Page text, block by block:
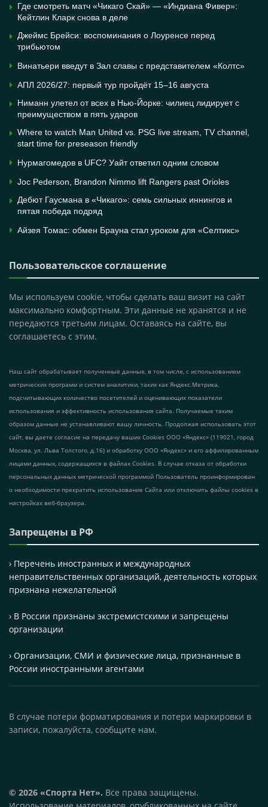
Где смотреть матч «Чикаго Скай» — «Индиана Фивер»:
Кейтлин Кларк снова в деле
Джеймс Брейси: воспоминания о Лоуренсе перед
трибьютом
Винатьери введут в Зал славы с представителем «Колтс»
АПЛ 2026/27: первый тур пройдёт 15–16 августа
Ниманн улетел от всех в Нью-Йорке: чилиец лидирует с
преимуществом в пять ударов
Where to watch Man United vs. PSG live stream, TV channel,
start time for preseason friendly
Нурмагомедов в UFC? Уайт ответил одним словом
Joc Pederson, Brandon Nimmo lift Rangers past Orioles
Дебют Гаусмана в «Чикаго»: семь сильных иннингов и
пятая победа подряд
Айзея Томас: обмен Брауна стал уроком для «Селтикс»
Пользовательское соглашение
Мы используем cookie, чтобы сделать ваш визит на сайт
максимально комфортным. Эти данные не хранятся и не
передаются третьим лицам. Оставаясь на сайте, вы
соглашаетесь с этим.
Наш сайт обрабатывает полученные данные, в том числе, с использованием
метрических программ и систем аналитики, таких как Яндекс.Метрика,
подсчитывающих количество посетителей и оценивающих показатели
использования и эффективность использования сайта. Получаемые таким
образом данные не устанавливают вашу личность. Продолжая использовать этот
сайт, вы даете согласие на передачу ваших Cookies ООО «Яндекс» (119021, город
Москва, ул. Льва Толстого, д.16) и обработку ООО «Яндекс» и его аффилированным
лицами данных, содержащихся в файлах Cookies. В случае отказа от обработки
персональных данных метрической программой Пользователь проинформирован
о необходимости прекратить использование Сайта или отключить файлы cookies в
настройках веб-браузера.
Запрещены в РФ
› Перечень иностранных и международных
неправительственных организаций, деятельность которых
признана нежелательной
› В России признаны экстремистскими и запрещены
организации
› Организации, СМИ и физические лица, признанные в
России иностранными агентами
В случае потери форматирования и потери маркировки в
записи, пожалуйста, сообщите нам.
© 2026 «Спорта Нет». Все права защищены.